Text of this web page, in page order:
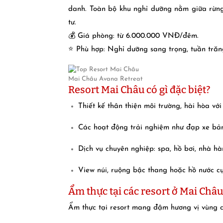
danh. Toàn bộ khu nghỉ dưỡng nằm giữa
tư.
💰 Giá phòng: từ 6.000.000 VNĐ/đêm.
⭐ Phù hợp: Nghỉ dưỡng sang trọng, tuần
Mai Châu Avana Retreat
Resort Mai Châu có gì đặc biệt?
Thiết kế thân thiện môi trường, hài hòa
Các hoạt động trải nghiệm như đạp xe
Dịch vụ chuyên nghiệp: spa, hồ bơi, nhà
View núi, ruộng bậc thang hoặc hồ nước
Ẩm thực tại các resort ở Mai Châu
Ẩm thực tại resort mang đậm hương vị vùng